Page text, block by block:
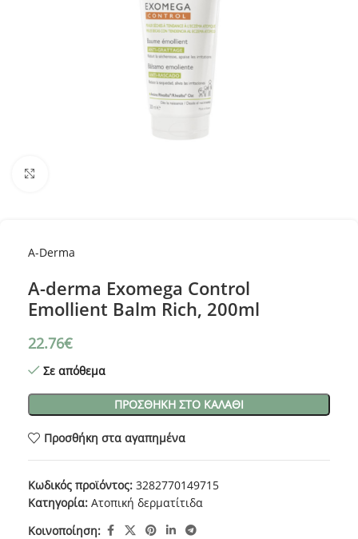
A-Derma
A-derma Exomega Control
Emollient Balm Rich, 200ml
22.76€
Σε απόθεμα
ΠΡΟΣΘΉΚΗ ΣΤΟ ΚΑΛΆΘΙ
Προσθήκη στα αγαπημένα
Κωδικός προϊόντος: 3282770149715
Κατηγορία: Ατοπική δερματίτιδα
Κοινοποίηση: